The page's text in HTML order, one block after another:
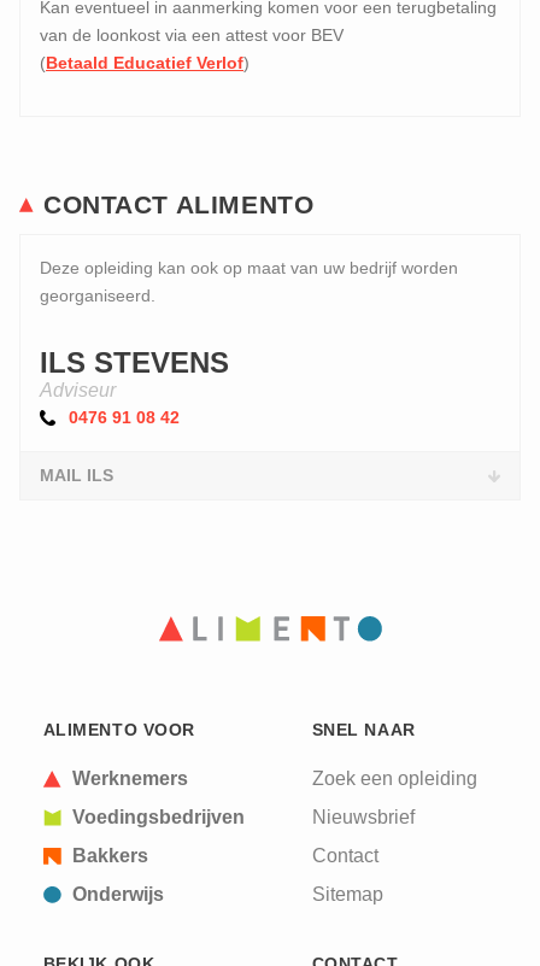
Kan eventueel in aanmerking komen voor een terugbetaling
van de loonkost via een attest voor BEV
(Betaald Educatief Verlof)
CONTACT ALIMENTO
Deze opleiding kan ook op maat van uw bedrijf worden
georganiseerd.
ILS STEVENS
Adviseur
0476 91 08 42
MAIL ILS
ALIMENTO VOOR
Werknemers
Voedingsbedrijven
Bakkers
Onderwijs
SNEL NAAR
Zoek een opleiding
Nieuwsbrief
Contact
Sitemap